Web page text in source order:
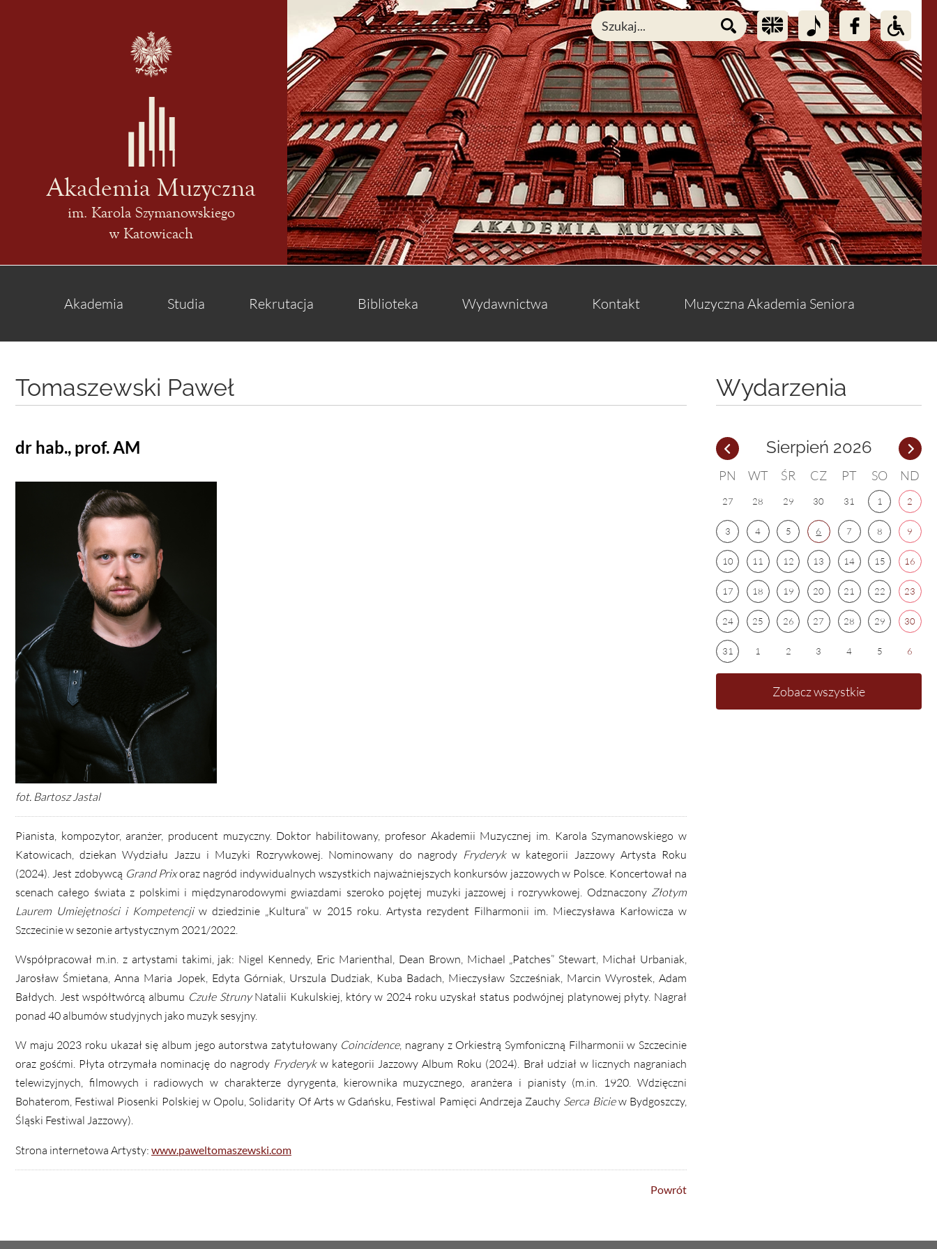
Akademia Muzyczna
im. Karola Szymanowskiego
w Katowicach
Akademia Studia Rekrutacja Biblioteka Wydawnictwa Kontakt Muzyczna Akademia Seniora
Tomaszewski Paweł
dr hab., prof. AM
fot. Bartosz Jastal
Pianista, kompozytor, aranżer, producent muzyczny. Doktor habilitowany, profesor Akademii Muzycznej im. Karola Szymanowskiego w
Katowicach, dziekan Wydziału Jazzu i Muzyki Rozrywkowej. Nominowany do nagrody Fryderykw kategorii Jazzowy Artysta Roku
(2024). Jest zdobywcą Grand Prixoraz nagród indywidualnych wszystkich najważniejszych konkursów jazzowych w Polsce. Koncertował na
scenach całego świata z polskimi i międzynarodowymi gwiazdami szeroko pojętej muzyki jazzowej i rozrywkowej. Odznaczony Złotym
Laurem Umiejętności i Kompetencjiw dziedzinie „Kultura” w 2015 roku. Artysta rezydent Filharmonii im. Mieczysława Karłowicza w
Szczecinie w sezonie artystycznym 2021/2022.
Współpracował m.in. z artystami takimi, jak: Nigel Kennedy, Eric Marienthal, Dean Brown, Michael „Patches” Stewart, Michał Urbaniak,
Jarosław Śmietana, Anna Maria Jopek, Edyta Górniak, Urszula Dudziak, Kuba Badach, Mieczysław Szcześniak, Marcin Wyrostek, Adam
Bałdych. Jest współtwórcą albumu Czułe StrunyNatalii Kukulskiej, który w 2024 roku uzyskał status podwójnej platynowej płyty. Nagrał
ponad 40 albumów studyjnych jako muzyk sesyjny.
W maju 2023 roku ukazał się album jego autorstwa zatytułowany Coincidence, nagrany z Orkiestrą Symfoniczną Filharmonii w Szczecinie
oraz gośćmi. Płyta otrzymała nominację do nagrody Fryderykw kategorii Jazzowy Album Roku (2024). Brał udział w licznych nagraniach
telewizyjnych, filmowych i radiowych w charakterze dyrygenta, kierownika muzycznego, aranżera i pianisty (m.in. 1920. Wdzięczni
Bohaterom, Festiwal Piosenki Polskiej w Opolu, Solidarity Of Arts w Gdańsku, Festiwal Pamięci Andrzeja Zauchy Serca Biciew Bydgoszczy,
Śląski Festiwal Jazzowy).
Strona internetowa Artysty: www.paweltomaszewski.com
Powrót
Wydarzenia
Sierpień 2026
PN WT ŚR CZ PT SO ND
27 28 29 30 31 1 2
3 4 5 6 7 8 9
10 11 12 13 14 15 16
17 18 19 20 21 22 23
24 25 26 27 28 29 30
31 1 2 3 4 5 6
Zobacz wszystkie